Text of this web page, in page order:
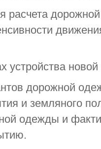
расчета
устройства
дорожной
и земляного
одежды и